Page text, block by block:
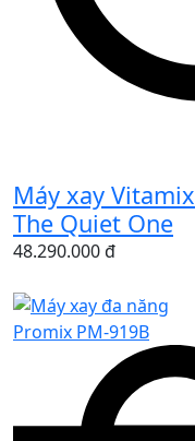
Máy xay Vitamix
The Quiet One
48.290.000 đ